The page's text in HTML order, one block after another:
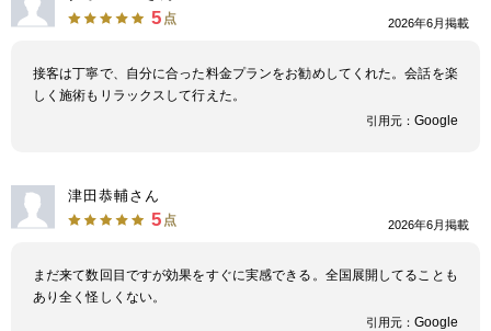
5 点 2026年6月掲載
接客は丁寧で、自分に合った料金プランをお勧めしてくれた。会話を楽
しく施術もリラックスして行えた。
引用元： Google
津田恭輔さん
5 点 2026年6月掲載
まだ来て数回目ですが効果をすぐに実感できる。全国展開してることも
あり全く怪しくない。
引用元： Google